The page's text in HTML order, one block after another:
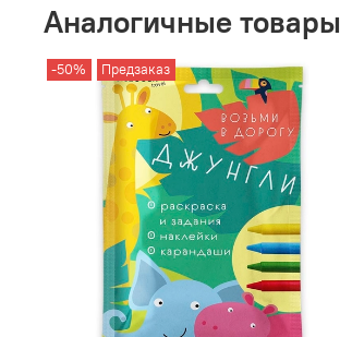
Аналогичные товары
-50% Предзаказ